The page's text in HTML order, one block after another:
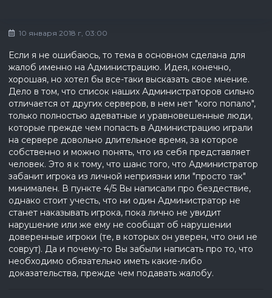
10 января 2018 г, 03:00
Если я не ошибаюсь, то тема в основном сделана для
жалоб именно на Администрацию. Идея, конечно,
хорошая, но хотел бы все-таки высказать свое мнение.
Дело в том, что список наших Администраторов сильно
отличается от других серверов, в нем нет "кого попало",
только полностью адеватные и уравновешенные люди,
которые прежде чем попасть в Администрацию играли
на сервере довольно длительное время, за которое
собственно и можно понять, что из себя представляет
человек. Это я к тому, что шанс того, что Администратор
забанит игрока из личной неприязни или "просто так"
минимален. В пункте 4/5 Вы написали про бездествие,
однако стоит учесть, что ни один Администратор не
станет наказывать игрока, пока лично не увидит
нарушение или же ему не сообщат об нарушении
доверенные игроки (те, в которых он уверен, что они не
соврут). Да и почему-то Вы забыли написать про то, что
необходимо обязательно иметь какие-либо
доказательства, прежде чем подавать жалобу.